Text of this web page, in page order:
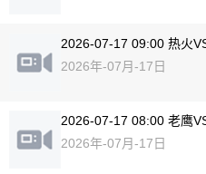
2026-07-17 09:00 热火
2026年-07月-17日
2026-07-17 08:00 老鹰
2026年-07月-17日